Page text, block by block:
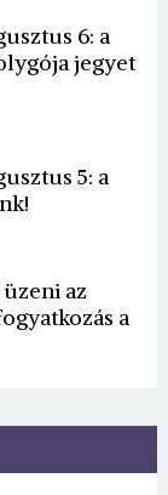
6: a
jegyet
5: a
az
a